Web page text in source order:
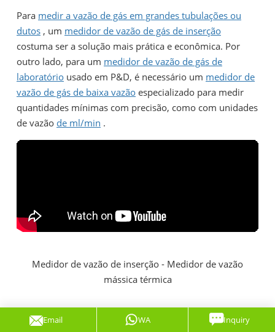
Para medir a vazão de gás em grandes tubulações ou
dutos , um medidor de vazão de gás de inserção
costuma ser a solução mais prática e econômica. Por
outro lado, para um medidor de vazão de gás de
laboratório usado em P&D, é necessário um medidor de
vazão de gás de baixa vazão especializado para medir
quantidades mínimas com precisão, como com unidades
de vazão de ml/min .
Medidor de vazão de inserção - Medidor de vazão
mássica térmica
Instalação: Compacto vs. Remoto
Email WA Inquiry